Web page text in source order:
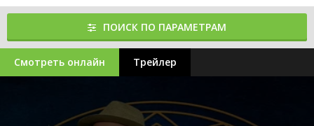
ПОИСК ПО ПАРАМЕТРАМ
Смотреть онлайн Трейлер